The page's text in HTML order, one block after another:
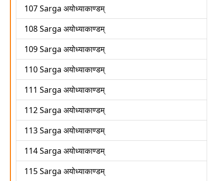
107 Sarga अयोध्याकाण्डम्
108 Sarga अयोध्याकाण्डम्
109 Sarga अयोध्याकाण्डम्
110 Sarga अयोध्याकाण्डम्
111 Sarga अयोध्याकाण्डम्
112 Sarga अयोध्याकाण्डम्
113 Sarga अयोध्याकाण्डम्
114 Sarga अयोध्याकाण्डम्
115 Sarga अयोध्याकाण्डम्